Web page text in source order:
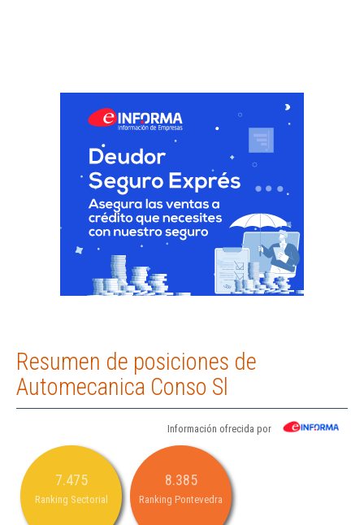
Resumen de posiciones de
Automecanica Conso Sl
Información ofrecida por
7.475
Ranking Sectorial
8.385
Ranking Pontevedra